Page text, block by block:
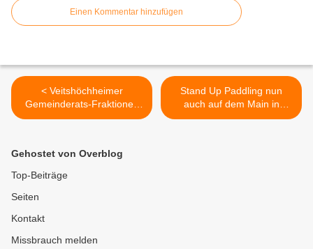
Einen Kommentar hinzufügen
< Veitshöchheimer
Gemeinderats-Fraktionen
sind sich einig: Verbal-
Stand Up Paddling nun
auch auf dem Main in
Veitshöchheim! >
Gehostet von Overblog
Top-Beiträge
Seiten
Kontakt
Missbrauch melden